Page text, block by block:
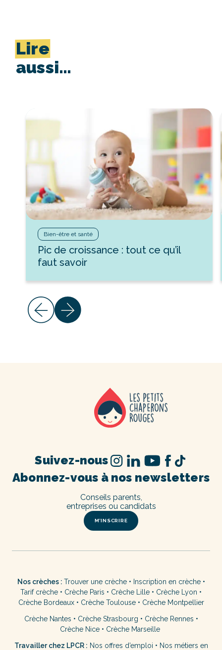
Lire
aussi…
Bien-être et santé
Pic de croissance : tout ce qu’il
faut savoir
Abonnez-vous à nos newsletters
M’INSCRIRE
Conseils parents,
entreprises ou candidats
Suivez-nous
Nos crèches : Trouver une crèche• Inscription en crèche•
Tarif crèche • Crèche Paris • Crèche Lille • Crèche Lyon •
Crèche Bordeaux• Crèche Toulouse• Crèche Montpellier
Crèche Nantes • Crèche Strasbourg • Crèche Rennes •
Crèche Nice • Crèche Marseille
Travailler chez LPCR : Nos offres d’emploi • Nos métiers en